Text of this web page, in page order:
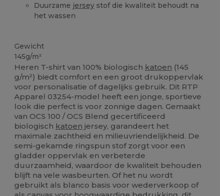
Duurzame jersey stof die kwaliteit behoudt na
het wassen
Gewicht
145g/m²
Heren T-shirt van 100% biologisch katoen (145
g/m²) biedt comfort en een groot drukoppervlak
voor personalisatie of dagelijks gebruik. Dit RTP
Apparel 03254-model heeft een jonge, sportieve
look die perfect is voor zonnige dagen. Gemaakt
van OCS 100 / OCS Blend gecertificeerd
biologisch katoen jersey, garandeert het
maximale zachtheid en milieuvriendelijkheid. De
semi-gekamde ringspun stof zorgt voor een
gladder oppervlak en verbeterde
duurzaamheid, waardoor de kwaliteit behouden
blijft na vele wasbeurten. Of het nu wordt
gebruikt als blanco basis voor wederverkoop of